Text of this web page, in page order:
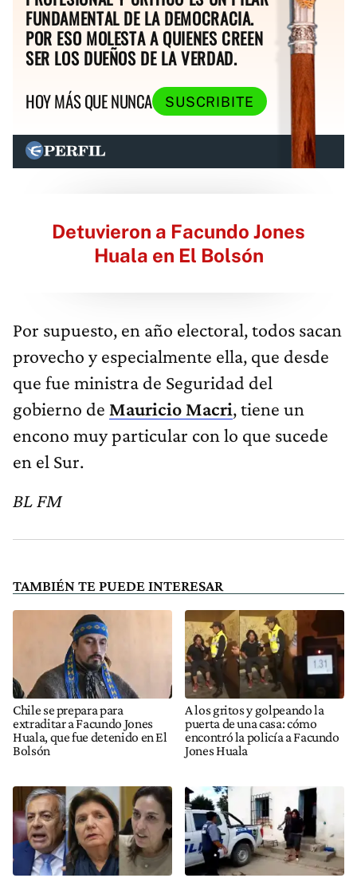
FUNDAMENTAL DE LA DEMOCRACIA.
POR ESO MOLESTA A QUIENES CREEN
SER LOS DUEÑOS DE LA VERDAD.
HOY MÁS QUE NUNCA
SUSCRIBITE
Detuvieron a Facundo Jones
Huala en El Bolsón
Por supuesto, en año electoral, todos sacan
provecho y especialmente ella, que desde
que fue ministra de Seguridad del
gobierno de Mauricio Macri, tiene un
encono muy particular con lo que sucede
en el Sur.
BL FM
TAMBIÉN TE PUEDE INTERESAR
Chile se prepara para
extraditar a Facundo Jones
Huala, que fue detenido en El
Bolsón
A los gritos y golpeando la
puerta de una casa: cómo
encontró la policía a Facundo
Jones Huala